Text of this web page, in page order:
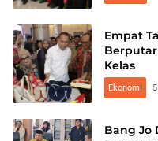
Empat
Berputar
Kelas
Ekonomi
Bang Jo